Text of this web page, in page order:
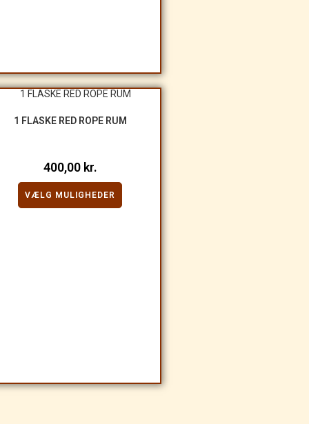
1 FLASKE RED ROPE RUM
400,00 kr.
VÆLG MULIGHEDER